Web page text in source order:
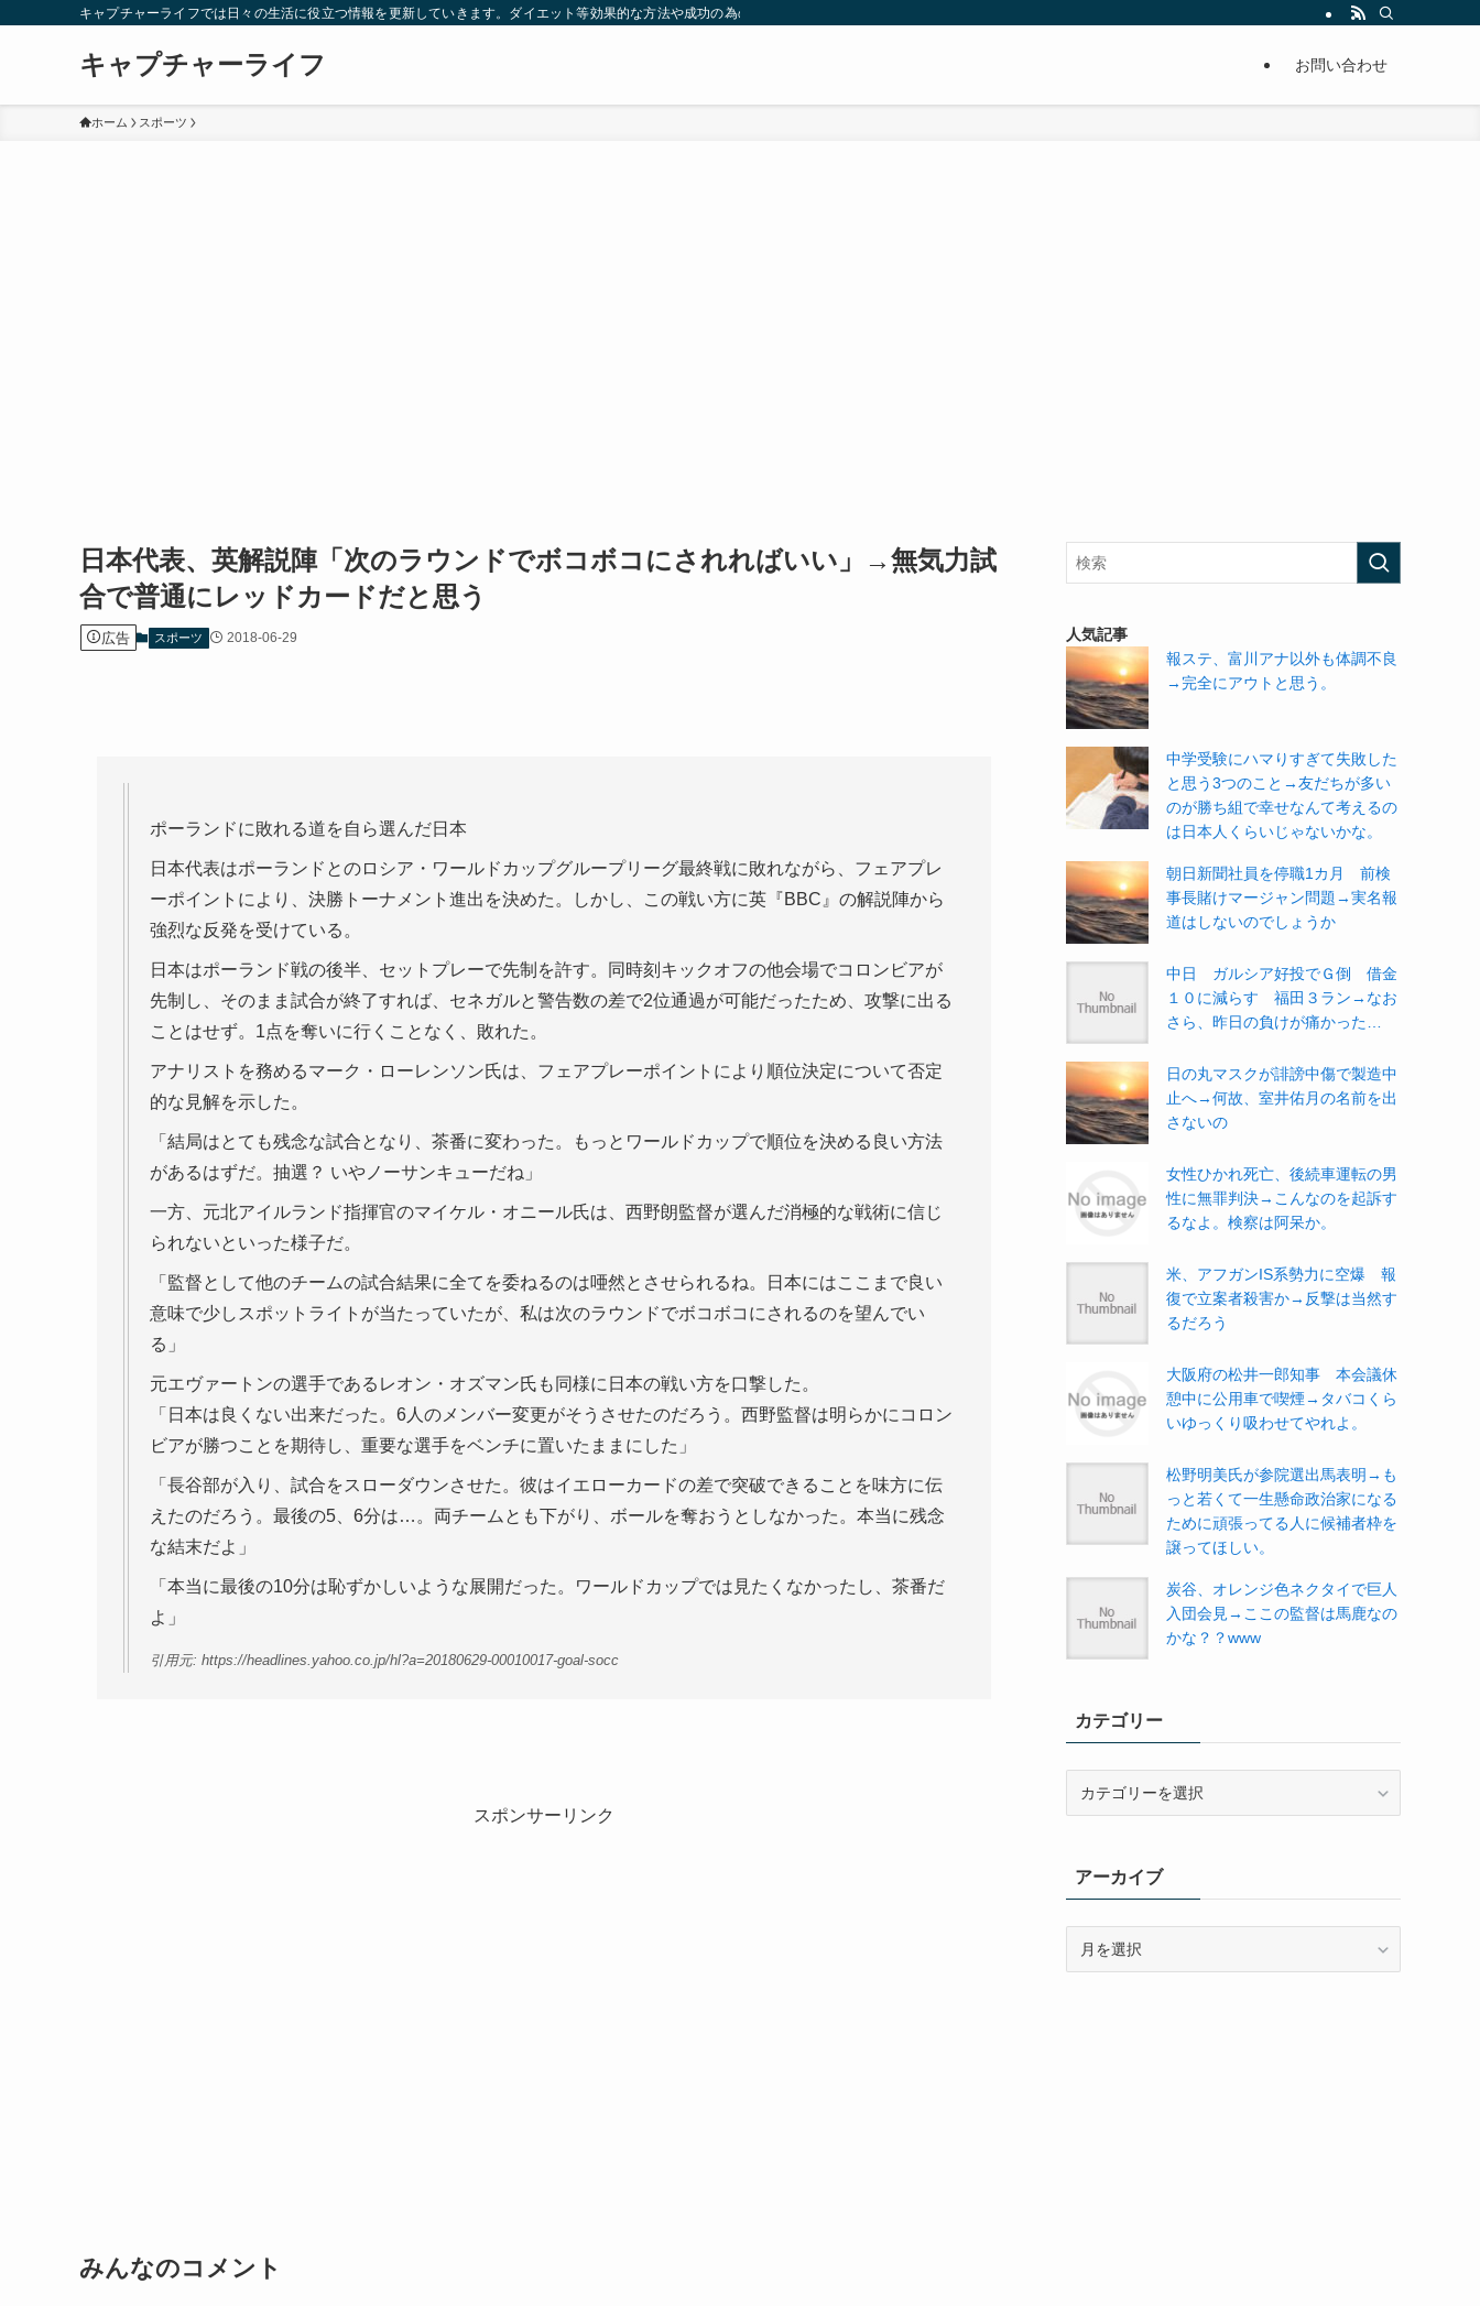
キャプチャーライフでは日々の生活に役立つ情報を更新していきます。ダイエット等効果的な方法や成功の為の秘訣等。太ったり悩んでいる方々が簡単に痩せることが出来るように分かりやすくまとめています。
キャプチャーライフ お問い合わせ
ホーム スポーツ
日本代表、英解説陣「次のラウンドでボコボコにされればいい」→無気力試
合で普通にレッドカードだと思う
広告 スポーツ 2018-06-29
ポーランドに敗れる道を自ら選んだ日本
日本代表はポーランドとのロシア・ワールドカップグループリーグ最終戦に敗れながら、フェアプレ
ーポイントにより、決勝トーナメント進出を決めた。しかし、この戦い方に英『BBC』の解説陣から
強烈な反発を受けている。
日本はポーランド戦の後半、セットプレーで先制を許す。同時刻キックオフの他会場でコロンビアが
先制し、そのまま試合が終了すれば、セネガルと警告数の差で2位通過が可能だったため、攻撃に出る
ことはせず。1点を奪いに行くことなく、敗れた。
アナリストを務めるマーク・ローレンソン氏は、フェアプレーポイントにより順位決定について否定
的な見解を示した。
「結局はとても残念な試合となり、茶番に変わった。もっとワールドカップで順位を決める良い方法
があるはずだ。抽選？ いやノーサンキューだね」
一方、元北アイルランド指揮官のマイケル・オニール氏は、西野朗監督が選んだ消極的な戦術に信じ
られないといった様子だ。
「監督として他のチームの試合結果に全てを委ねるのは唖然とさせられるね。日本にはここまで良い
意味で少しスポットライトが当たっていたが、私は次のラウンドでボコボコにされるのを望んでい
る」
元エヴァートンの選手であるレオン・オズマン氏も同様に日本の戦い方を口撃した。
「日本は良くない出来だった。6人のメンバー変更がそうさせたのだろう。西野監督は明らかにコロン
ビアが勝つことを期待し、重要な選手をベンチに置いたままにした」
「長谷部が入り、試合をスローダウンさせた。彼はイエローカードの差で突破できることを味方に伝
えたのだろう。最後の5、6分は…。両チームとも下がり、ボールを奪おうとしなかった。本当に残念
な結末だよ」
「本当に最後の10分は恥ずかしいような展開だった。ワールドカップでは見たくなかったし、茶番だ
よ」
引用元: https://headlines.yahoo.co.jp/hl?a=20180629-00010017-goal-socc
スポンサーリンク
みんなのコメント
人気記事
報ステ、富川アナ以外も体調不良
→完全にアウトと思う。
中学受験にハマりすぎて失敗した
と思う3つのこと→友だちが多い
のが勝ち組で幸せなんて考えるの
は日本人くらいじゃないかな。
朝日新聞社員を停職1カ月 前検
事長賭けマージャン問題→実名報
道はしないのでしょうか
中日 ガルシア好投でＧ倒 借金
１０に減らす 福田３ラン→なお
さら、昨日の負けが痛かった…
日の丸マスクが誹謗中傷で製造中
止へ→何故、室井佑月の名前を出
さないの
女性ひかれ死亡、後続車運転の男
性に無罪判決→こんなのを起訴す
るなよ。検察は阿呆か。
米、アフガンIS系勢力に空爆 報
復で立案者殺害か→反撃は当然す
るだろう
大阪府の松井一郎知事 本会議休
憩中に公用車で喫煙→タバコくら
いゆっくり吸わせてやれよ。
松野明美氏が参院選出馬表明→も
っと若くて一生懸命政治家になる
ために頑張ってる人に候補者枠を
譲ってほしい。
炭谷、オレンジ色ネクタイで巨人
入団会見→ここの監督は馬鹿なの
かな？？www
カテゴリー
ーアーカイブ